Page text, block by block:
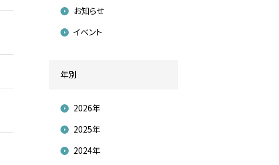
お知らせ
イベント
年別
2026年
2025年
2024年